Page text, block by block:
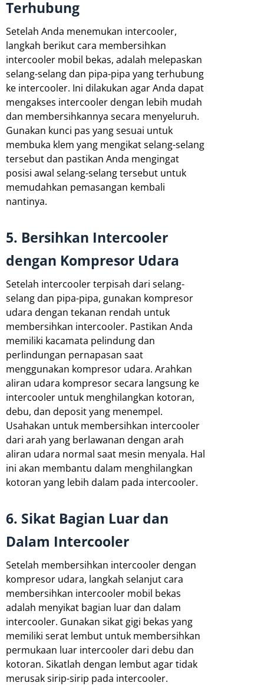
Terhubung
Setelah Anda menemukan intercooler,
langkah berikut cara membersihkan
intercooler mobil bekas, adalah melepaskan
selang-selang dan pipa-pipa yang terhubung
ke intercooler. Ini dilakukan agar Anda dapat
mengakses intercooler dengan lebih mudah
dan membersihkannya secara menyeluruh.
Gunakan kunci pas yang sesuai untuk
membuka klem yang mengikat selang-selang
tersebut dan pastikan Anda mengingat
posisi awal selang-selang tersebut untuk
memudahkan pemasangan kembali
nantinya.
5. Bersihkan Intercooler
dengan Kompresor Udara
Setelah intercooler terpisah dari selang-
selang dan pipa-pipa, gunakan kompresor
udara dengan tekanan rendah untuk
membersihkan intercooler. Pastikan Anda
memiliki kacamata pelindung dan
perlindungan pernapasan saat
menggunakan kompresor udara. Arahkan
aliran udara kompresor secara langsung ke
intercooler untuk menghilangkan kotoran,
debu, dan deposit yang menempel.
Usahakan untuk membersihkan intercooler
dari arah yang berlawanan dengan arah
aliran udara normal saat mesin menyala. Hal
ini akan membantu dalam menghilangkan
kotoran yang lebih dalam pada intercooler.
6. Sikat Bagian Luar dan
Dalam Intercooler
Setelah membersihkan intercooler dengan
kompresor udara, langkah selanjut cara
membersihkan intercooler mobil bekas
adalah menyikat bagian luar dan dalam
intercooler. Gunakan sikat gigi bekas yang
memiliki serat lembut untuk membersihkan
permukaan luar intercooler dari debu dan
kotoran. Sikatlah dengan lembut agar tidak
merusak sirip-sirip pada intercooler.